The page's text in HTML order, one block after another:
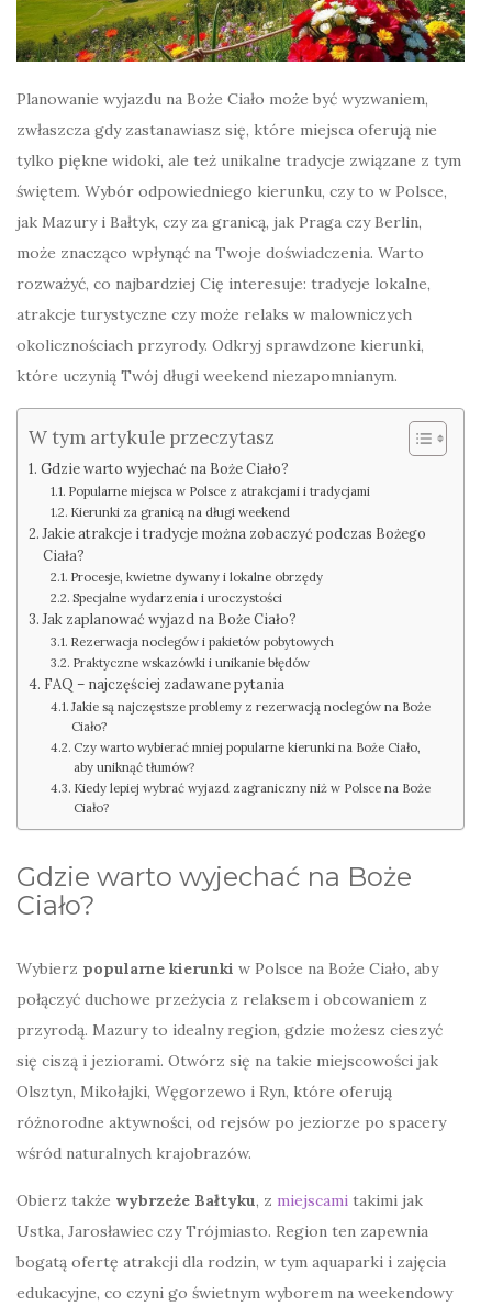
Planowanie wyjazdu na Boże Ciało może być wyzwaniem,
zwłaszcza gdy zastanawiasz się, które miejsca oferują nie
tylko piękne widoki, ale też unikalne tradycje związane z tym
świętem. Wybór odpowiedniego kierunku, czy to w Polsce,
jak Mazury i Bałtyk, czy za granicą, jak Praga czy Berlin,
może znacząco wpłynąć na Twoje doświadczenia. Warto
rozważyć, co najbardziej Cię interesuje: tradycje lokalne,
atrakcje turystyczne czy może relaks w malowniczych
okolicznościach przyrody. Odkryj sprawdzone kierunki,
które uczynią Twój długi weekend niezapomnianym.
W tym artykule przeczytasz
Gdzie warto wyjechać na Boże Ciało?
Popularne miejsca w Polsce z atrakcjami i tradycjami
Kierunki za granicą na długi weekend
Jakie atrakcje i tradycje można zobaczyć podczas Bożego
Ciała?
Procesje, kwietne dywany i lokalne obrzędy
Specjalne wydarzenia i uroczystości
Jak zaplanować wyjazd na Boże Ciało?
Rezerwacja noclegów i pakietów pobytowych
Praktyczne wskazówki i unikanie błędów
FAQ – najczęściej zadawane pytania
Jakie są najczęstsze problemy z rezerwacją noclegów na Boże
Ciało?
Czy warto wybierać mniej popularne kierunki na Boże Ciało,
aby uniknąć tłumów?
Kiedy lepiej wybrać wyjazd zagraniczny niż w Polsce na Boże
Ciało?
Gdzie warto wyjechać na Boże
Ciało?
Wybierz popularne kierunki w Polsce na Boże Ciało, aby
połączyć duchowe przeżycia z relaksem i obcowaniem z
przyrodą. Mazury to idealny region, gdzie możesz cieszyć
się ciszą i jeziorami. Otwórz się na takie miejscowości jak
Olsztyn, Mikołajki, Węgorzewo i Ryn, które oferują
różnorodne aktywności, od rejsów po jeziorze po spacery
wśród naturalnych krajobrazów.
Obierz także wybrzeże Bałtyku, z miejscami takimi jak
Ustka, Jarosławiec czy Trójmiasto. Region ten zapewnia
bogatą ofertę atrakcji dla rodzin, w tym aquaparki i zajęcia
edukacyjne, co czyni go świetnym wyborem na weekendowy